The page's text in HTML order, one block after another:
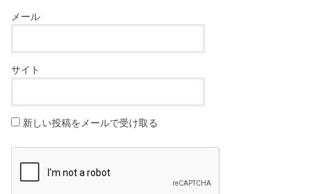
メール
サイト
新しい投稿をメールで受け取る